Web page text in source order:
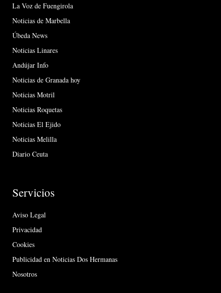
La Voz de Fuengirola
Noticias de Marbella
Úbeda News
Noticias Linares
Andújar Info
Noticias de Granada hoy
Noticias Motril
Noticias Roquetas
Noticias El Ejido
Noticias Melilla
Diario Ceuta
Servicios
Aviso Legal
Privacidad
Cookies
Publicidad en Noticias Dos Hermanas
Nosotros